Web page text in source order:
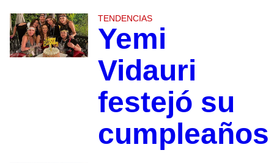
TENDENCIAS
Yemi
Vidauri
festejó su
cumpleaños